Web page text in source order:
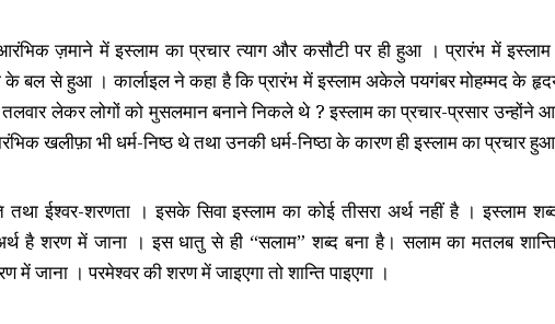
ज़माने में इस्लाम का प्रचार त्याग और कसौटी पर ही हुआ । प्रारंभ में
के बल से हुआ । कार्लाइल ने कहा है कि प्रारंभ में इस्लाम अकेले पयगंबर मोहम्मद के
लेकर लोगों को मुसलमान बनाने निकले थे ? इस्लाम का प्रचार-प्रसार उन्होंने
खलीफ़ा भी धर्म-निष्ठ थे तथा उनकी धर्म-निष्ठा के कारण ही इस्लाम का प्रचार
तथा ईश्वर-शरणता । इसके सिवा इस्लाम का कोई तीसरा अर्थ नहीं है । इस्लाम
है शरण में जाना । इस धातु से ही “सलाम” शब्द बना है। सलाम का मतलब
में जाना । परमेश्वर की शरण में जाइएगा तो शान्ति पाइएगा ।